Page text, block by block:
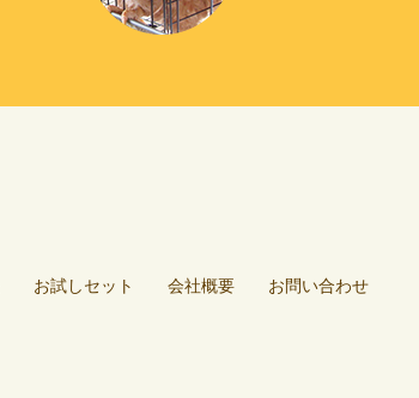
お試しセット 会社概要 お問い合わせ